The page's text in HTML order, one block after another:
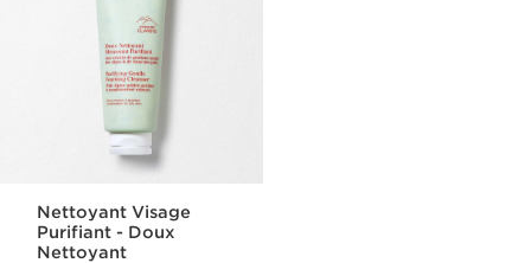
Nettoyant Visage
Purifiant​ - Doux
Nettoyant